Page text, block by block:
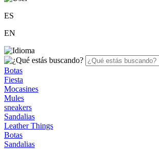
ES
EN
Botas
Fiesta
Mocasines
Mules
sneakers
Sandalias
Leather Things
Botas
Sandalias